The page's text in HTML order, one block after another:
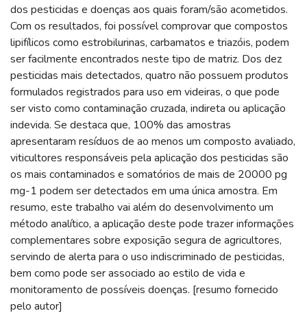
dos pesticidas e doenças aos quais foram/são acometidos.
Com os resultados, foi possível comprovar que compostos
lipifílicos como estrobilurinas, carbamatos e triazóis, podem
ser facilmente encontrados neste tipo de matriz. Dos dez
pesticidas mais detectados, quatro não possuem produtos
formulados registrados para uso em videiras, o que pode
ser visto como contaminação cruzada, indireta ou aplicação
indevida. Se destaca que, 100% das amostras
apresentaram resíduos de ao menos um composto avaliado,
viticultores responsáveis pela aplicação dos pesticidas são
os mais contaminados e somatórios de mais de 20000 pg
mg-1 podem ser detectados em uma única amostra. Em
resumo, este trabalho vai além do desenvolvimento um
método analítico, a aplicação deste pode trazer informações
complementares sobre exposição segura de agricultores,
servindo de alerta para o uso indiscriminado de pesticidas,
bem como pode ser associado ao estilo de vida e
monitoramento de possíveis doenças. [resumo fornecido
pelo autor]